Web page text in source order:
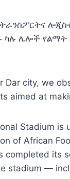
ካሉ ሌሎች
Dar city, we
aimed at
Stadium
of African
completed its
stadium —